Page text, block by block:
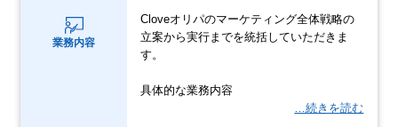
業務内容
Cloveオリパのマーケティング全体戦略の
立案から実行までを統括していただきま
す。
具体的な業務内容
…続きを読む